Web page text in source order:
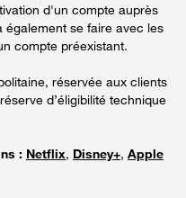
d'un compte auprès
également se faire avec les
compte préexistant.
réservée aux clients
d’éligibilité technique
: Netflix, Disney+, Apple